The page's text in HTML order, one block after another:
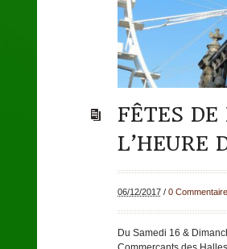
FÊTES
L’HEURE
06/12/2017/ 0
Du Samedi 16 &